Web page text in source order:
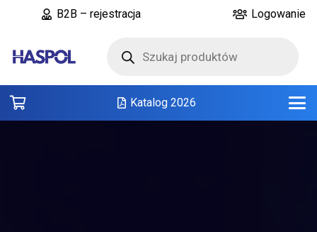
B2B – rejestracja Logowanie
produktów
Katalog 2026